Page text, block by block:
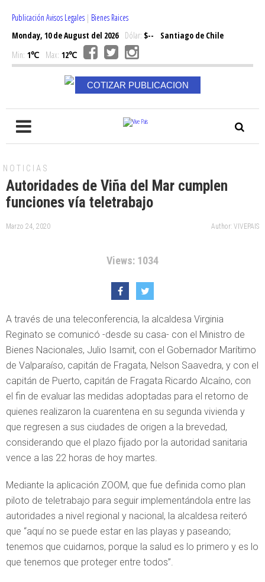
Publicación Avisos Legales | Bienes Raices
Monday, 10 de August del 2026Dólar: $--
Santiago de Chile
Min: 1℃ Max: 12℃
COTIZAR PUBLICACION
NOTICIAS
Autoridades de Viña del Mar cumplen
funciones vía teletrabajo
Marzo 24, 2020 Author: VIVEPAIS
Views: 1034
A través de una teleconferencia, la alcaldesa Virginia
Reginato se comunicó -desde su casa- con el Ministro de
Bienes Nacionales, Julio Isamit, con el Gobernador Marítimo
de Valparaíso, capitán de Fragata, Nelson Saavedra, y con el
capitán de Puerto, capitán de Fragata Ricardo Alcaíno, con
el fin de evaluar las medidas adoptadas para el retorno de
quienes realizaron la cuarentena en su segunda vivienda y
que regresen a sus ciudades de origen a la brevedad,
considerando que el plazo fijado por la autoridad sanitaria
vence a las 22 horas de hoy martes.
Mediante la aplicación ZOOM, que fue definida como plan
piloto de teletrabajo para seguir implementándola entre las
autoridades a nivel regional y nacional, la alcaldesa reiteró
que “aquí no se puede estar en las playas y paseando;
tenemos que cuidarnos, porque la salud es lo primero y es lo
que tenemos que proteger entre todos”.